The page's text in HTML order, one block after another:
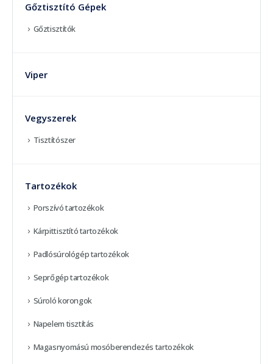
Gőztisztító Gépek
Gőztisztítók
Viper
Vegyszerek
Tisztítószer
Tartozékok
Porszívó tartozékok
Kárpittisztító tartozékok
Padlósúrológép tartozékok
Seprőgép tartozékok
Súroló korongok
Napelem tisztítás
Magasnyomású mosóberendezés tartozékok